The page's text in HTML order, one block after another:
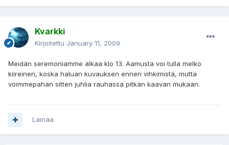
Kvarkki
Kirjoitettu January 11, 2009
Meidän seremoniamme alkaa klo 13. Aamusta voi tulla melko
kiireinen, koska haluan kuvauksen ennen vihkimistä, mutta
voimmepahan sitten juhlia rauhassa pitkän kaavan mukaan.
Lainaa